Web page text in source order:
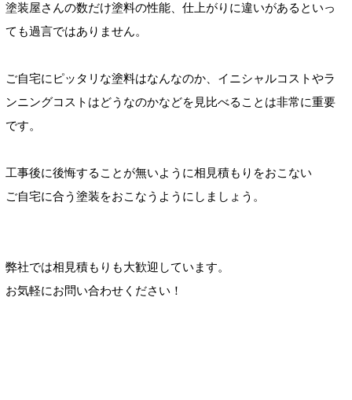
塗装屋さんの数だけ塗料の性能、仕上がり に違いがあるといっ
ても過言ではありません。
ご自宅にピッタリな塗料はなんなのか、イニシャルコストやラ
ンニングコストはどうなのかなどを見比べることは非常に重要
です。
工事後に後悔することが無いように相見積もりをおこない
ご自宅に合う塗装をおこなうようにしましょう。
弊社では相見積もりも大歓迎しています。
お気軽にお問い合わせください！